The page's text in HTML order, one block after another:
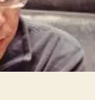
的
冯
大
辉
的
故